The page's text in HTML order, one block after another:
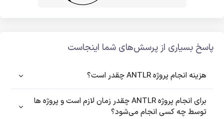
پاسخ بسیاری از پرسش‌های شما اینجاست
هزینه انجام پروژه ANTLR چقدر است؟
برای انجام پروژه ANTLR چقدر زمان لازم است و پروژه ها
توسط چه کسی انجام می‌شود؟